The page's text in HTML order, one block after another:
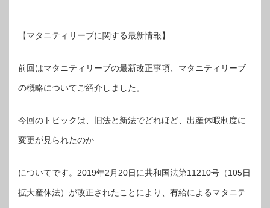
【マタニティリーブに関する最新情報】
前回はマタニティリーブの最新改正事項、マタニティリーブ
の概略についてご紹介しました。
今回のトピックは、旧法と新法でどれほど、出産休暇制度に
変更が見られたのか
についてです。 2019年2月20日に共和国法第11210号（105日
拡大産休法）が改正されたことにより、有給によるマタニテ